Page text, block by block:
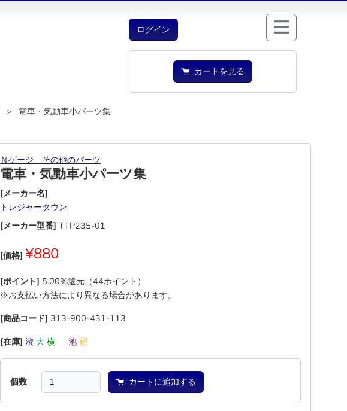
ログイン
カートを見る
＞ 電車・気動車小パーツ集
Ｎゲージ その他のパーツ
電車・気動車小パーツ集
[メーカー名]
トレジャータウン
[メーカー型番] TTP235-01
[価格] ¥880
[ポイント] 5.00%還元（44ポイント）
※お支払い方法により異なる場合があります。
[商品コード] 313-900-431-113
[在庫] 渋 大 横 池 宿
個数 カートに追加する